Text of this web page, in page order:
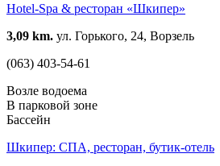
Hotel-Spa & ресторан «Шкипер»
3,09 km. ул. Горького, 24, Ворзель
(063) 403-54-61
Возле водоема
В парковой зоне
Бассейн
Шкипер: СПА, ресторан, бутик-отель